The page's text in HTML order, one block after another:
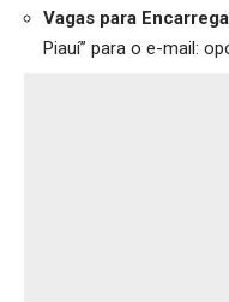
Vagas para
Piauí” para o e-mail: